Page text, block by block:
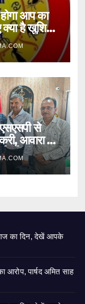
आप का
है खुशियां,
से
आवारा पशु
की मांग
का दिन, देखें आपके
आरोप, पार्षद अमित साह